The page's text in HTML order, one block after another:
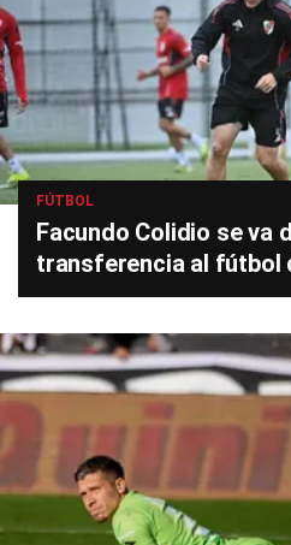
FÚTBOL
Facundo Colidio se va
transferencia al fútbol